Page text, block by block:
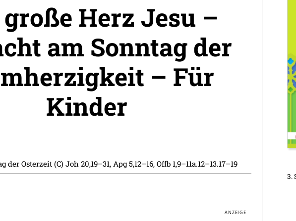
große Herz Jesu –
am Sonntag der
– Für
Kinder
der Osterzeit (C) Joh 20,19–31, Apg 5,12–16, Offb 1,9–11a.12–13.17–19
3.